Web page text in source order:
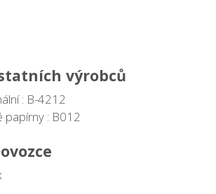
výrobců
: B-4212
papírny : B012